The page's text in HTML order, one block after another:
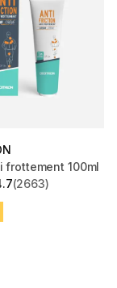
frottement 100ml
stars from 2663
(2663)